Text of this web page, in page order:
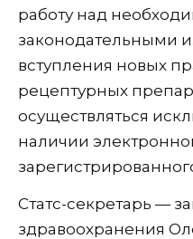
работу над
законодательными
вступления новых
рецептурных
осуществляться
наличии
Статс-секретарь —
здравоохранения